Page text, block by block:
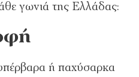
γωνιά της Ελλάδας:
ή παχύσαρκα